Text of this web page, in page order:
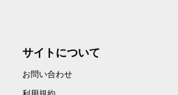
サイトについて
お問い合わせ